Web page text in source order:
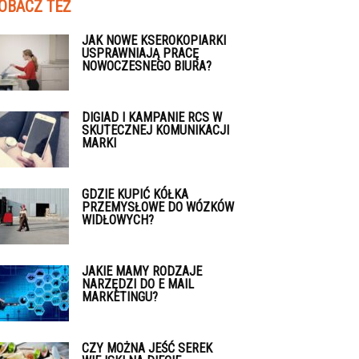
TEŻ
JAK NOWE KSEROKOPIARKI
USPRAWNIAJĄ PRACĘ
NOWOCZESNEGO BIURA?
DIGIAD I KAMPANIE RCS W
SKUTECZNEJ KOMUNIKACJI
MARKI
GDZIE KUPIĆ KÓŁKA
PRZEMYSŁOWE DO WÓZKÓW
WIDŁOWYCH?
JAKIE MAMY RODZAJE
NARZĘDZI DO E MAIL
MARKETINGU?
CZY MOŻNA JEŚĆ SEREK